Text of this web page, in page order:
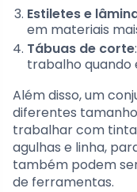
Estiletes e
em materiais
Tábuas de corte
trabalho quando
Além disso, um
diferentes
trabalhar com
agulhas e linha,
também podem
de ferramentas.